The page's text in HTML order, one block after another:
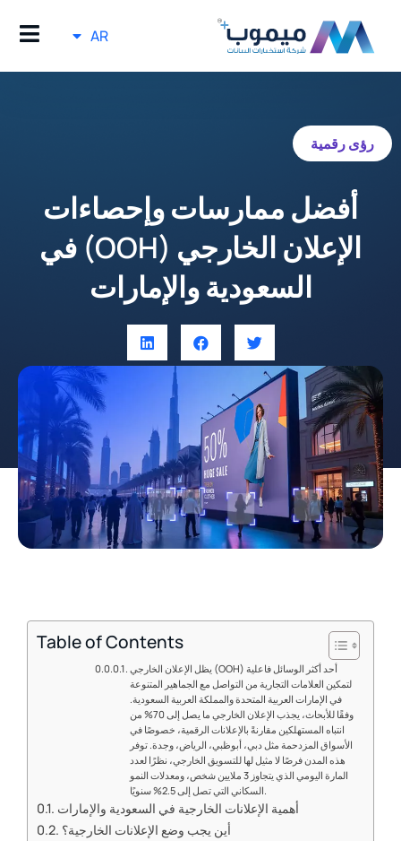
AR
رؤى رقمية
أفضل ممارسات وإحصاءات
الإعلان الخارجي (OOH) في
السعودية والإمارات
Table of Contents
يظل الإعلان الخارجي (OOH) أحد أكثر الوسائل فاعلية
لتمكين العلامات التجارية من التواصل مع الجماهير المتنوعة
في الإمارات العربية المتحدة والمملكة العربية السعودية.
وفقًا للأبحاث، يجذب الإعلان الخارجي ما يصل إلى 70% من
انتباه المستهلكين مقارنةً بالإعلانات الرقمية، خصوصًا في
الأسواق المزدحمة مثل دبي، أبوظبي، الرياض، وجدة. توفر
هذه المدن فرصًا لا مثيل لها للتسويق الخارجي، نظرًا لعدد
المارة اليومي الذي يتجاوز 3 ملايين شخص، ومعدلات النمو
أهمية الإعلانات الخارجية في السعودية والإمارات
أين يجب وضع الإعلانات الخارجية؟